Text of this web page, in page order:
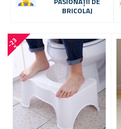
BRICOLAJ
-
2
3
%